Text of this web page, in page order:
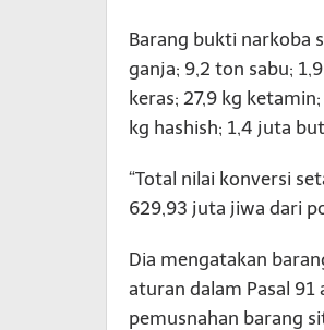
Barang bukti narkoba
ganja; 9,2 ton sabu;
keras; 27,9 kg
kg hashish; 1,4 juta
“Total nilai konversi
629,93 juta jiwa dari
Dia mengatakan
aturan dalam Pasal
pemusnahan barang